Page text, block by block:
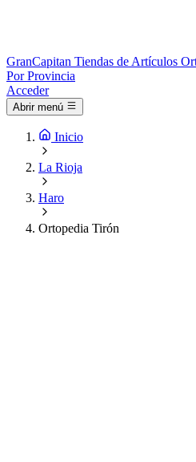
GranCapitan Tiendas de Artículos
Por Provincia
Acceder
Abrir menú
Inicio
La Rioja
Haro
Ortopedia Tirón